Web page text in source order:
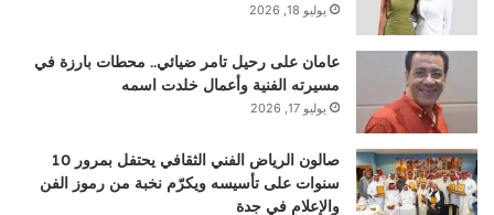
يوليو 18, 2026
عامان على رحيل تامر ضيائي.. محطات بارزة في
مسيرته الفنية وأعمال خلدت اسمه
يوليو 17, 2026
صالون الرياض الفني الثقافي يحتفل بمرور 10
سنوات على تأسيسه ويكرّم نخبة من رموز الفن
والإعلام في جدة